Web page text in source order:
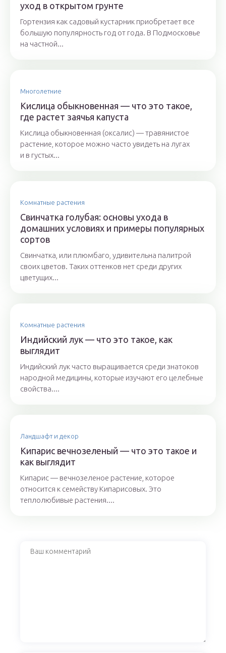
уход в открытом грунте
Гортензия как садовый кустарник приобретает все
большую популярность год от года. В Подмосковье
на частной...
Многолетние
Кислица обыкновенная — что это такое,
где растет заячья капуста
Кислица обыкновенная (оксалис) — травянистое
растение, которое можно часто увидеть на лугах
и в густых...
Комнатные растения
Свинчатка голубая: основы ухода в
домашних условиях и примеры популярных
сортов
Свинчатка, или плюмбаго, удивительна палитрой
своих цветов. Таких оттенков нет среди других
цветущих...
Комнатные растения
Индийский лук — что это такое, как
выглядит
Индийский лук часто выращивается среди знатоков
народной медицины, которые изучают его целебные
свойства....
Ландшафт и декор
Кипарис вечнозеленый — что это такое и
как выглядит
Кипарис — вечнозеленое растение, которое
относится к семейству Кипарисовых. Это
теплолюбивые растения....